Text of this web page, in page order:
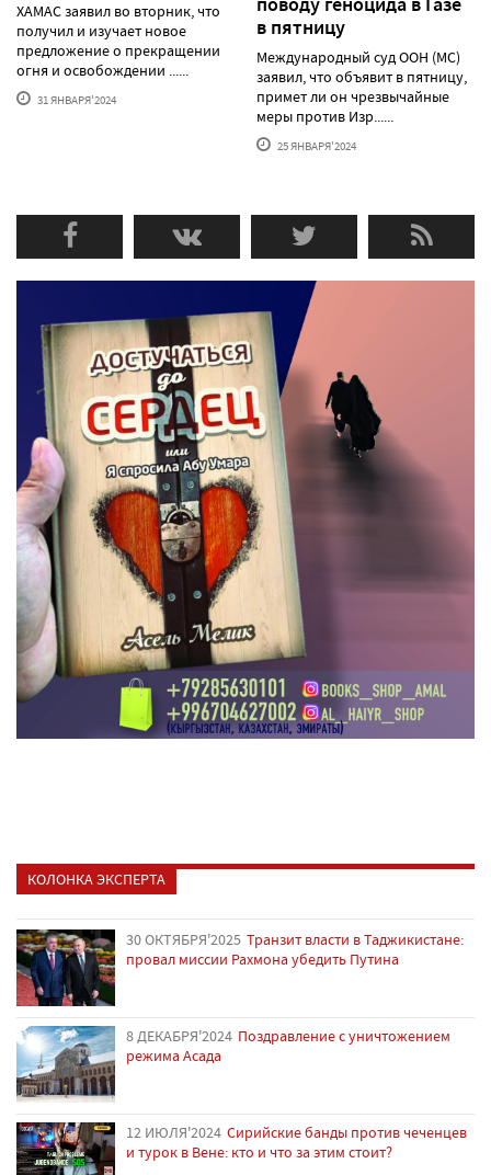
ХАМАС заявил во вторник, что
получил и изучает новое
предложение о прекращении
огня и освобождении ......
31 ЯНВАРЯ'2024
в пятницу
Международный суд ООН (МС)
заявил, что объявит в пятницу,
примет ли он чрезвычайные
меры против Изр......
25 ЯНВАРЯ'2024
КОЛОНКА ЭКСПЕРТА
30 ОКТЯБРЯ'2025 Транзит власти в Таджикистане:
провал миссии Рахмона убедить Путина
8 ДЕКАБРЯ'2024 Поздравление с уничтожением
режима Асада
12 ИЮЛЯ'2024 Сирийские банды против чеченцев
и турок в Вене: кто и что за этим стоит?